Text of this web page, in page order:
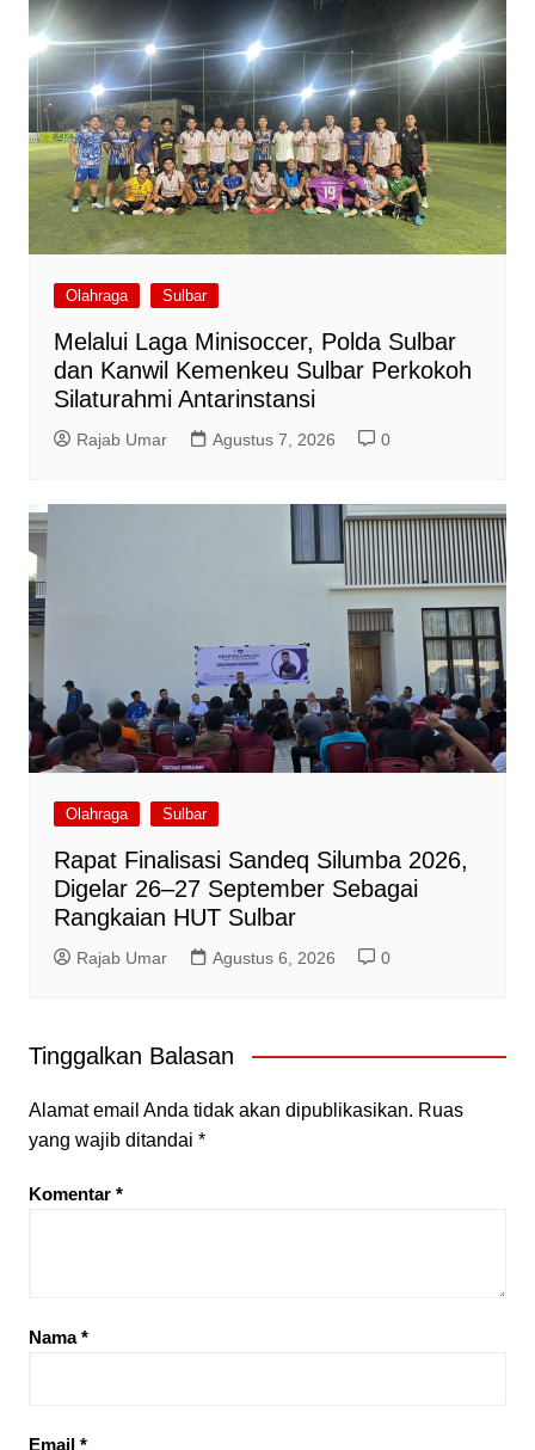
Olahraga Sulbar
Melalui Laga Minisoccer, Polda Sulbar
dan Kanwil Kemenkeu Sulbar Perkokoh
Silaturahmi Antarinstansi
Rajab Umar Agustus 7, 2026 0
Olahraga Sulbar
Rapat Finalisasi Sandeq Silumba 2026,
Digelar 26–27 September Sebagai
Rangkaian HUT Sulbar
Rajab Umar Agustus 6, 2026 0
Tinggalkan Balasan
Alamat email Anda tidak akan dipublikasikan. Ruas
yang wajib ditandai *
Komentar *
Nama*
Email *